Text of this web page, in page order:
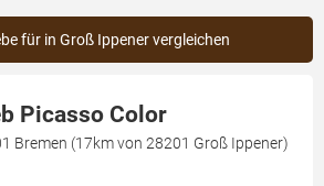
für in Groß Ippener vergleichen
Picasso Color
Bremen (17km von 28201 Groß Ippener)